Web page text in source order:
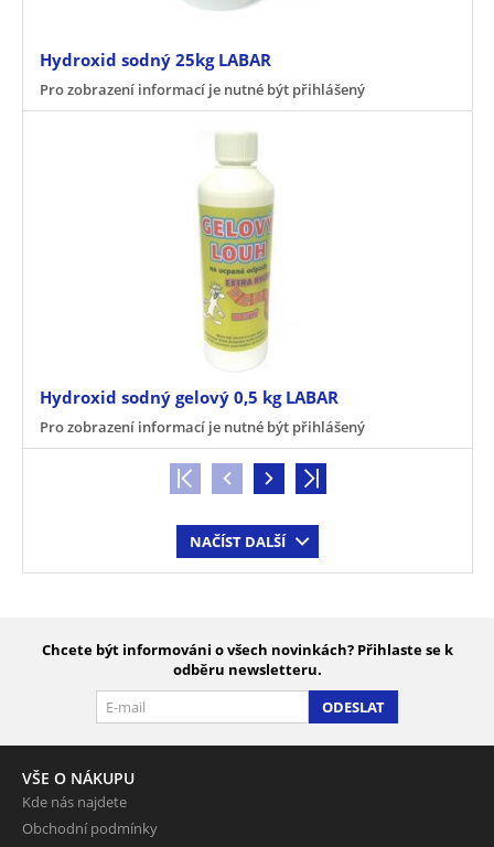
Hydroxid sodný 25kg LABAR
Pro zobrazení informací je nutné být přihlášený
Hydroxid sodný gelový 0,5 kg LABAR
Pro zobrazení informací je nutné být přihlášený
NAČÍST DALŠÍ
Chcete být informováni o všech novinkách? Přihlaste se k
odběru newsletteru.
ODESLAT
VŠE O NÁKUPU
Kde nás najdete
Obchodní podmínky